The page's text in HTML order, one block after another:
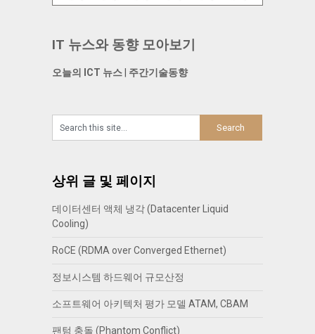
IT 뉴스와 동향 모아보기
오늘의 ICT 뉴스| 주간기술동향
상위 글 및 페이지
데이터센터 액체 냉각 (Datacenter Liquid
Cooling)
RoCE (RDMA over Converged Ethernet)
정보시스템 하드웨어 규모산정
소프트웨어 아키텍처 평가 모델 ATAM, CBAM
팬텀 충돌 (Phantom Conflict)